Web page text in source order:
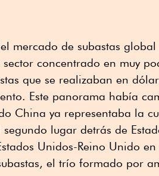
mercado de subastas
concentrado en muy
que se realizaban en
Este panorama había
China ya representaba la
lugar detrás de
Unidos-Reino Unido
el trío formado por